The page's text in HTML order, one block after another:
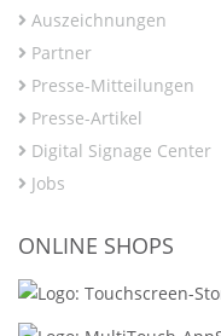
Auszeichnungen
Partner
Presse-Mitteilungen
Presse-Artikel
Digital Signage Center
Jobs
ONLINE SHOPS